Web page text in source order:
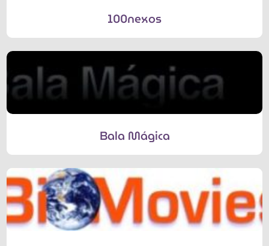
100nexos
Bala Mágica